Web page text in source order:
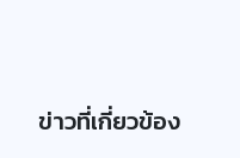
ข่าวที่เกี่ยวข้อง